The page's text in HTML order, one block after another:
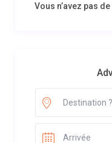
Vous n’avez pas